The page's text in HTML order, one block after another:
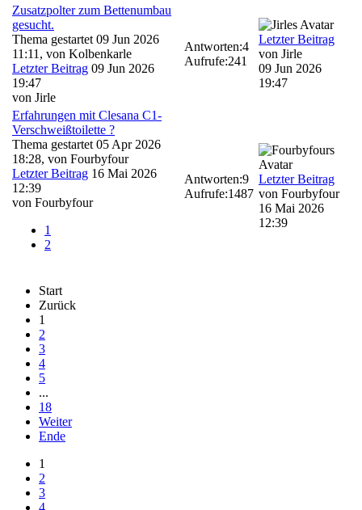
Zusatzpolter zum Bettenumbau
gesucht.
Thema gestartet 09 Jun 2026
11:11, von Kolbenkarle
Letzter Beitrag 09 Jun 2026
19:47
von Jirle
Antworten:4
Aufrufe:241
Letzter Beitrag
von Jirle
09 Jun 2026
19:47
Erfahrungen mit Clesana C1-
Verschweißtoilette ?
Thema gestartet 05 Apr 2026
18:28, von Fourbyfour
Letzter Beitrag 16 Mai 2026
12:39
von Fourbyfour
1
2
Antworten:9
Aufrufe:1487
Letzter Beitrag
von Fourbyfour
16 Mai 2026
12:39
Start
Zurück
1
2
3
4
5
...
18
Weiter
Ende
1
2
3
4